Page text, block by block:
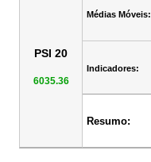
PSI 20
6035.36
Médias Móveis:
Indicadores:
Resumo: